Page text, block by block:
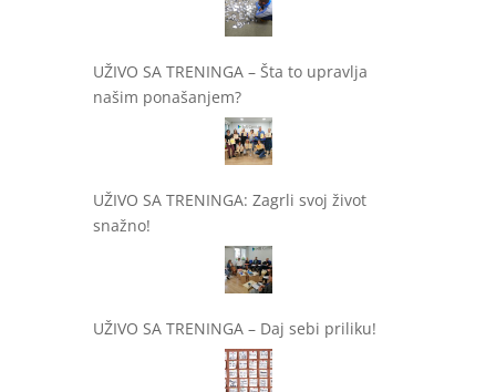
UŽIVO SA TRENINGA – Šta to upravlja
našim ponašanjem?
UŽIVO SA TRENINGA: Zagrli svoj život
snažno!
UŽIVO SA TRENINGA – Daj sebi priliku!